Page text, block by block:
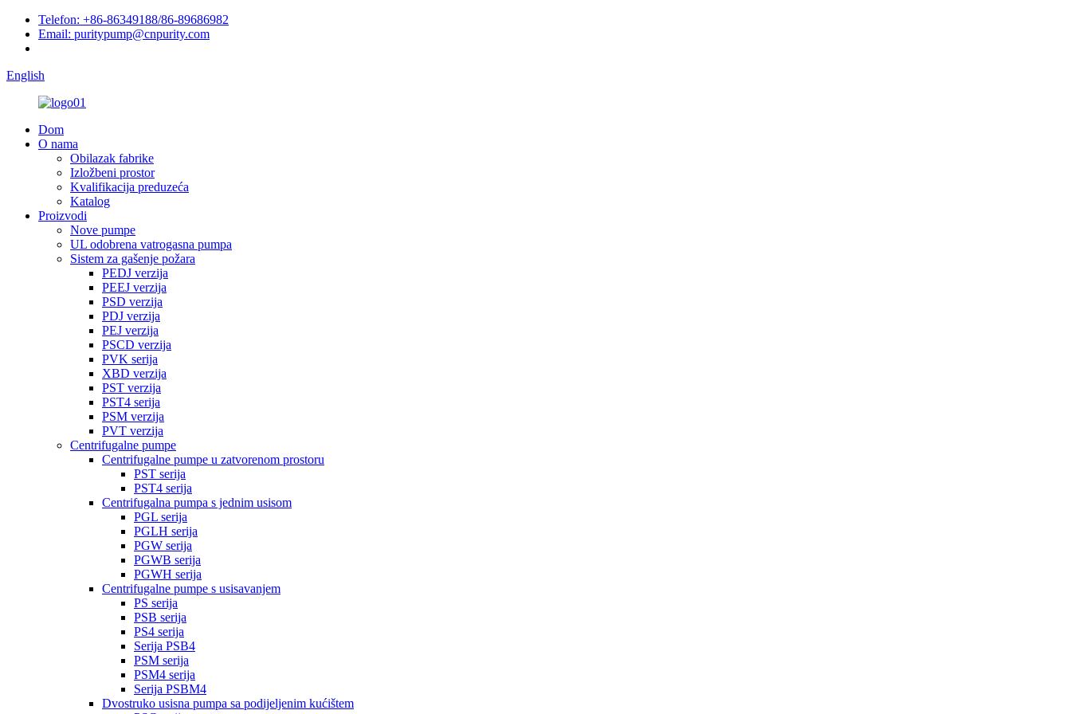
Telefon: +86-86349188/86-89686982
Email: puritypump@cnpurity.com
English
Dom
O nama
Obilazak fabrike
Izložbeni prostor
Kvalifikacija preduzeća
Katalog
Proizvodi
Nove pumpe
UL odobrena vatrogasna pumpa
Sistem za gašenje požara
PEDJ verzija
PEEJ verzija
PSD verzija
PDJ verzija
PEJ verzija
PSCD verzija
PVK serija
XBD verzija
PST verzija
PST4 serija
PSM verzija
PVT verzija
Centrifugalne pumpe
Centrifugalne pumpe u zatvorenom prostoru
PST serija
PST4 serija
Centrifugalna pumpa s jednim usisom
PGL serija
PGLH serija
PGW serija
PGWB serija
PGWH serija
Centrifugalne pumpe s usisavanjem
PS serija
PSB serija
PS4 serija
Serija PSB4
PSM serija
PSM4 serija
Serija PSBM4
Dvostruko usisna pumpa sa podijeljenim kućištem